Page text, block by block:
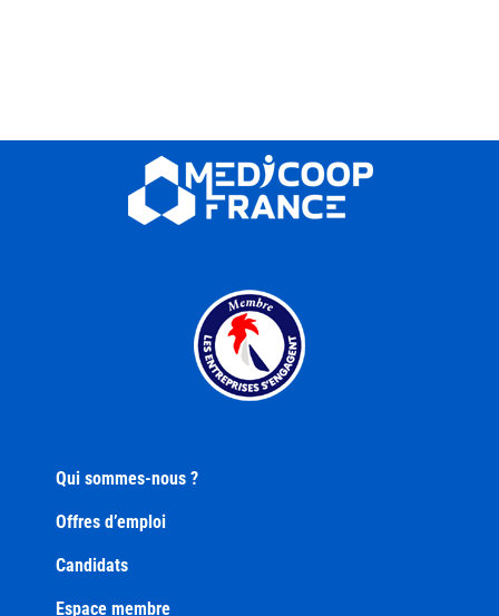
Qui sommes-nous ?
Offres d’emploi
Candidats
Espace membre